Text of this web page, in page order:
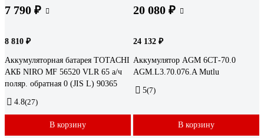
7 790 ₽
8 810 ₽
Аккумуляторная батарея TOTACHI
АКБ NIRO MF 56520 VLR 65 а/ч
поляр. обратная 0 (JIS L) 90365
4.8(27)
В корзину
20 080 ₽
24 132 ₽
Аккумулятор AGM 6СТ-70.0
AGM.L3.70.076.A Mutlu
5(7)
В корзину